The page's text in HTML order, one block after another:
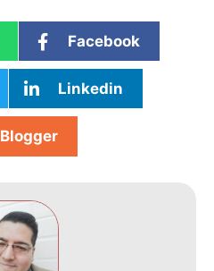
Facebook
Linkedin
Blogger